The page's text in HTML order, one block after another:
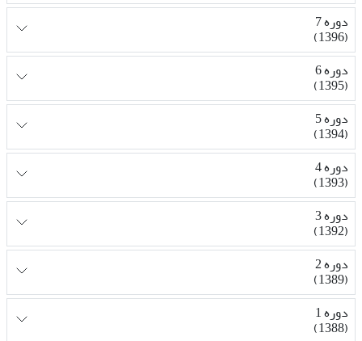
دوره 7
(1396)
دوره 6
(1395)
دوره 5
(1394)
دوره 4
(1393)
دوره 3
(1392)
دوره 2
(1389)
دوره 1
(1388)